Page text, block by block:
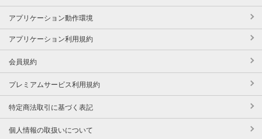
アプリケーション動作環境
アプリケーション利用規約
会員規約
プレミアムサービス利用規約
特定商法取引に基づく表記
個人情報の取扱いについて